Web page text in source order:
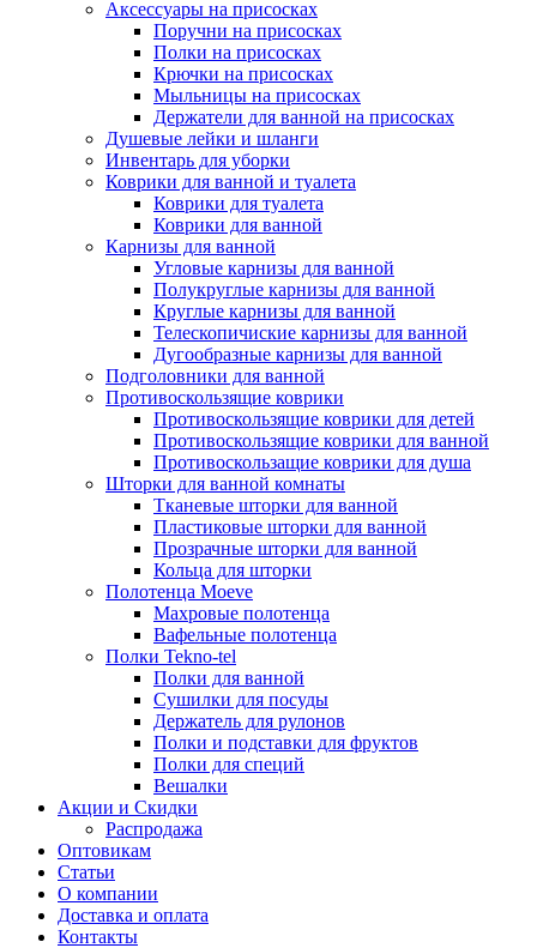
Аксессуары на присосках
Поручни на присосках
Полки на присосках
Крючки на присосках
Мыльницы на присосках
Держатели для ванной на присосках
Душевые лейки и шланги
Инвентарь для уборки
Коврики для ванной и туалета
Коврики для туалета
Коврики для ванной
Карнизы для ванной
Угловые карнизы для ванной
Полукруглые карнизы для ванной
Круглые карнизы для ванной
Телескопичиские карнизы для ванной
Дугообразные карнизы для ванной
Подголовники для ванной
Противоскользящие коврики
Противоскользящие коврики для детей
Противоскользящие коврики для ванной
Противоскользащие коврики для душа
Шторки для ванной комнаты
Тканевые шторки для ванной
Пластиковые шторки для ванной
Прозрачные шторки для ванной
Кольца для шторки
Полотенца Moeve
Махровые полотенца
Вафельные полотенца
Полки Tekno-tel
Полки для ванной
Сушилки для посуды
Держатель для рулонов
Полки и подставки для фруктов
Полки для специй
Вешалки
Акции и Скидки
Распродажа
Оптовикам
Статьи
О компании
Доставка и оплата
Контакты